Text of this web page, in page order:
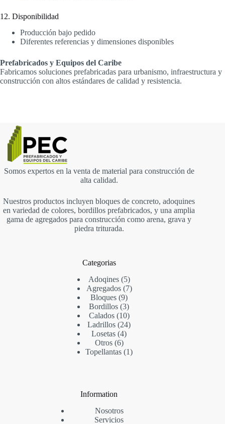
12. Disponibilidad
Producción bajo pedido
Diferentes referencias y dimensiones disponibles
Prefabricados y Equipos del Caribe
Fabricamos soluciones prefabricadas para urbanismo, infraestructura y
construcción con altos estándares de calidad y resistencia.
Somos expertos en la venta de material para construcción de
alta calidad.
Nuestros productos incluyen bloques de concreto, adoquines
en variedad de colores, bordillos prefabricados, y una amplia
gama de agregados para construcción como arena, grava y
piedra triturada.
Categorias
Adoqines 5
Agregados 7
Bloques 9
Bordillos 3
Calados 10
Ladrillos 24
Losetas 4
Otros 6
Topellantas 1
Information
Nosotros
Servicios